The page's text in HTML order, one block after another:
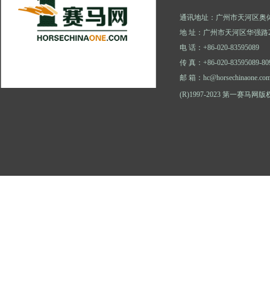
通讯地址：广州市天河区奥
地 址：广州市天河区华强路
电 话：+86-020-83595089
传 真：+86-020-83595089-
邮 箱：
(R)1997-2023 第一赛马网版